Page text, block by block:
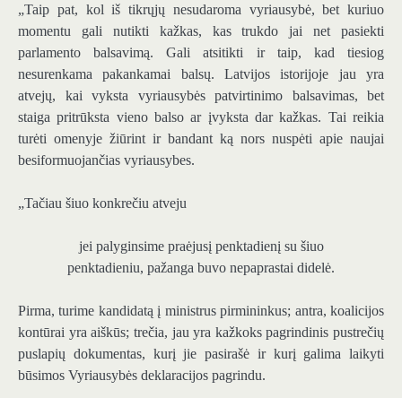
„Taip pat, kol iš tikrųjų nesudaroma vyriausybė, bet kuriuo
momentu gali nutikti kažkas, kas trukdo jai net pasiekti
parlamento balsavimą. Gali atsitikti ir taip, kad tiesiog
nesurenkama pakankamai balsų. Latvijos istorijoje jau yra
atvejų, kai vyksta vyriausybės patvirtinimo balsavimas, bet
staiga pritrūksta vieno balso ar įvyksta dar kažkas. Tai reikia
turėti omenyje žiūrint ir bandant ką nors nuspėti apie naujai
besiformuojančias vyriausybes.
„Tačiau šiuo konkrečiu atveju
jei palyginsime praėjusį penktadienį su šiuo
penktadieniu, pažanga buvo nepaprastai didelė.
Pirma, turime kandidatą į ministrus pirmininkus; antra, koalicijos
kontūrai yra aiškūs; trečia, jau yra kažkoks pagrindinis pustrečių
puslapių dokumentas, kurį jie pasirašė ir kurį galima laikyti
būsimos Vyriausybės deklaracijos pagrindu.